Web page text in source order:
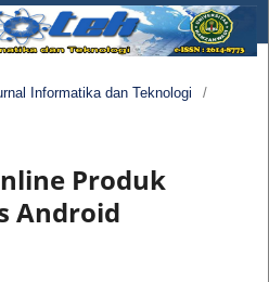
Informatika dan Teknologi
/
Produk
Android